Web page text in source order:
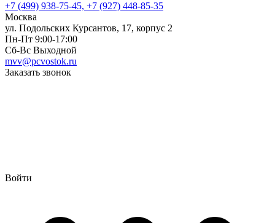
+7 (499) 938-75-45, +7 (927) 448-85-35
Москва
ул. Подольских Курсантов, 17, корпус 2
Пн-Пт 9:00-17:00
Сб-Вс Выходной
mvv@pcvostok.ru
Заказать звонок
Войти